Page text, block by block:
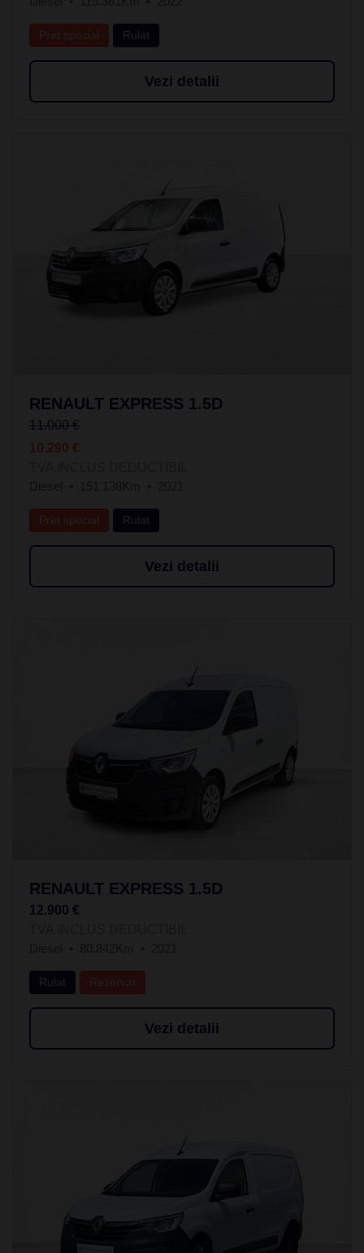
Preț special Rulat
Vezi detalii
RENAULT EXPRESS 1.5D
11.000 €
10.290 €
Preț special Rulat
Vezi detalii
RENAULT EXPRESS 1.5D
12.900 €
Rulat Rezervat
Vezi detalii